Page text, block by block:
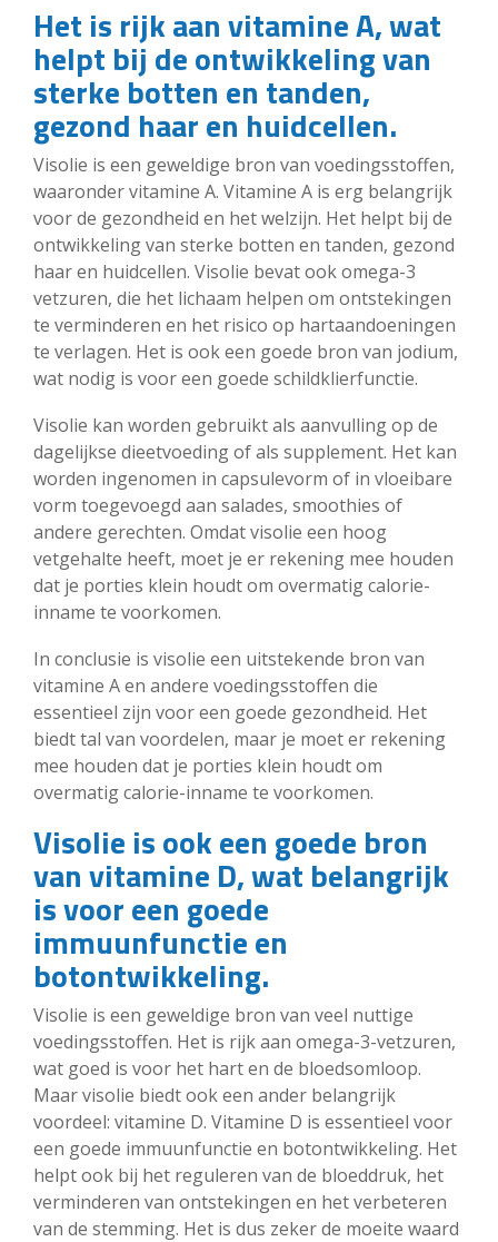
Het is rijk aan vitamine A, wat
helpt bij de ontwikkeling van
sterke botten en tanden,
gezond haar en huidcellen.
Visolie is een geweldige bron van voedingsstoffen,
waaronder vitamine A. Vitamine A is erg belangrijk
voor de gezondheid en het welzijn. Het helpt bij de
ontwikkeling van sterke botten en tanden, gezond
haar en huidcellen. Visolie bevat ook omega-3
vetzuren, die het lichaam helpen om ontstekingen
te verminderen en het risico op hartaandoeningen
te verlagen. Het is ook een goede bron van jodium,
wat nodig is voor een goede schildklierfunctie.
Visolie kan worden gebruikt als aanvulling op de
dagelijkse dieetvoeding of als supplement. Het kan
worden ingenomen in capsulevorm of in vloeibare
vorm toegevoegd aan salades, smoothies of
andere gerechten. Omdat visolie een hoog
vetgehalte heeft, moet je er rekening mee houden
dat je porties klein houdt om overmatig calorie-
inname te voorkomen.
In conclusie is visolie een uitstekende bron van
vitamine A en andere voedingsstoffen die
essentieel zijn voor een goede gezondheid. Het
biedt tal van voordelen, maar je moet er rekening
mee houden dat je porties klein houdt om
overmatig calorie-inname te voorkomen.
Visolie is ook een goede bron
van vitamine D, wat belangrijk
is voor een goede
immuunfunctie en
botontwikkeling.
Visolie is een geweldige bron van veel nuttige
voedingsstoffen. Het is rijk aan omega-3-vetzuren,
wat goed is voor het hart en de bloedsomloop.
Maar visolie biedt ook een ander belangrijk
voordeel: vitamine D. Vitamine D is essentieel voor
een goede immuunfunctie en botontwikkeling. Het
helpt ook bij het reguleren van de bloeddruk, het
verminderen van ontstekingen en het verbeteren
van de stemming. Het is dus zeker de moeite waard